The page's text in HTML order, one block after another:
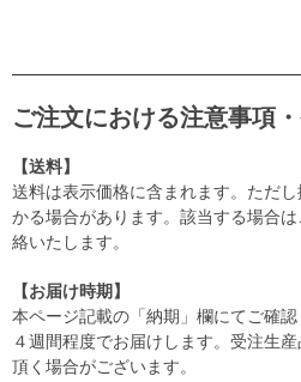
ご注文における注意事項
【送料】
送料は表示価格に含まれます。ただ
かる場合があります。該当する場合
絡いたします。
【お届け時期】
本ページ記載の「納期」欄にてご確
４週間程度でお届けします。受注生
頂く場合がございます。